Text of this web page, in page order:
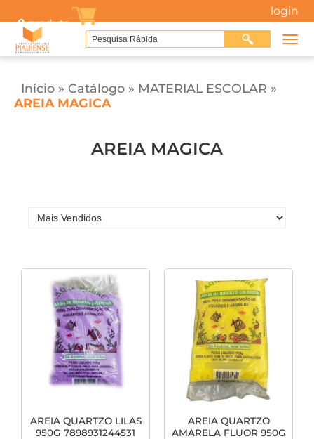
0produto
login
Início » Catálogo » MATERIAL ESCOLAR »
AREIA MAGICA
AREIA MAGICA
AREIA QUARTZO LILAS
950G 7898931244531
AREIA QUARTZO
AMARELA FLUOR 950G